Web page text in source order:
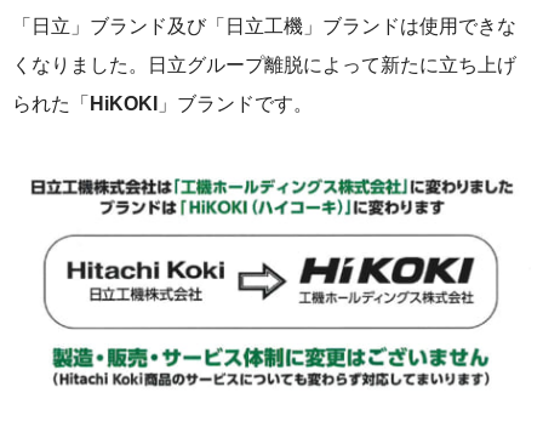
「日立」ブランド及び「日立工機」ブランドは使用できな
くなりました。日立グループ離脱によって新たに立ち上げ
られた「 HiKOKI 」ブランドです。